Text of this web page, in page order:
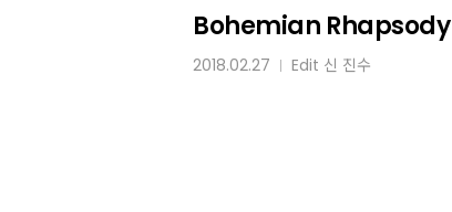
Rhapsody
Bohemian Rhapsody
2018.02.27 Edit 신 진수